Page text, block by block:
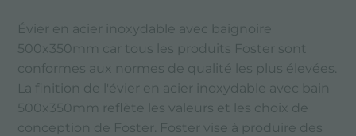
Évier en acier inoxydable avec baignoire
500x350mm car tous les produits Foster sont
conformes aux normes de qualité les plus élevées.
La finition de l'évier en acier inoxydable avec bain
500x350mm reflète les valeurs et les choix de
conception de Foster. Foster vise à produire des